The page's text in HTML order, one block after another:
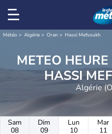
Météo Algérie Oran Hassi Mefsoukh
METEO
HASSI
Algérie
Sam
08
Dim
09
Lun
10
Mar
11